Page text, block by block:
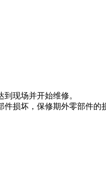
现场并开始维修。
损坏，保修期外零部件